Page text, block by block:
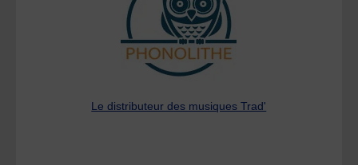
Le distributeur des musiques Trad'